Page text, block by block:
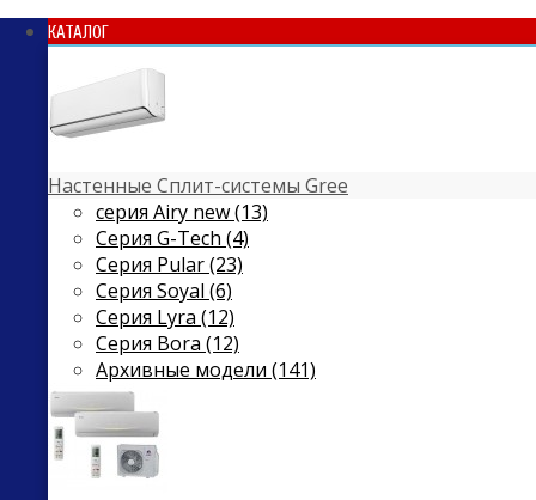
КАТАЛОГ
Настенные Сплит-системы Gree
серия Airy new (13)
Серия G-Tech (4)
Серия Pular (23)
Cерия Soyal (6)
Серия Lyra (12)
Серия Bora (12)
Архивные модели (141)